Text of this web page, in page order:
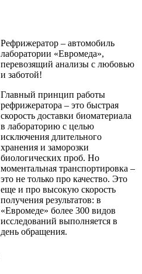
Рефрижератор – автомобиль
лаборатории «Евромеда»,
перевозящий анализы с любовью
и заботой!
Главный принцип работы
рефрижератора – это быстрая
скорость доставки биоматериала
в лабораторию с целью
исключения длительного
хранения и заморозки
биологических проб. Но
моментальная транспортировка –
это не только про качество. Это
еще и про высокую скорость
получения результатов: в
«Евромеде» более 300 видов
исследований выполняется в
день обращения.